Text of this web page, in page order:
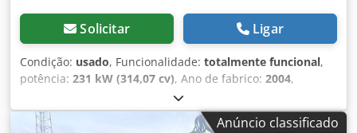
Solicitar Ligar
Condição: usado, Funcionalidade: totalmente funcional,
potência: 231 kW (314,07 cv), Ano de fabrico: 2004,
número da máquina/veículo:KMTODO61E02076058
totalmente funcional Codpfxeylyp Uo Aproha
Anúncio classificado